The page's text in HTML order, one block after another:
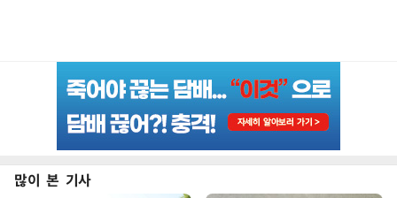
많이 본 기사